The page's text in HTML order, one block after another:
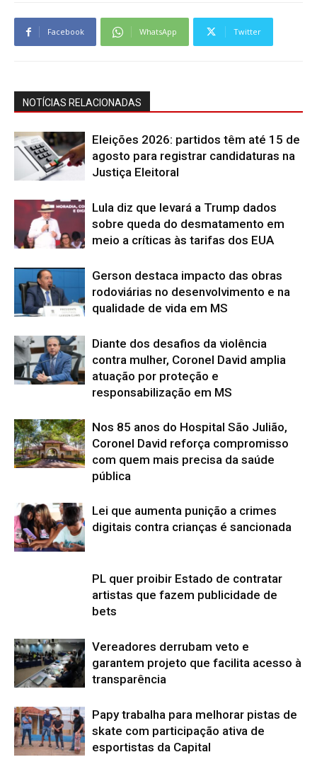
Facebook WhatsApp Twitter
NOTÍCIAS RELACIONADAS
Eleições 2026: partidos têm até 15 de
agosto para registrar candidaturas na
Justiça Eleitoral
Lula diz que levará a Trump dados
sobre queda do desmatamento em
meio a críticas às tarifas dos EUA
Gerson destaca impacto das obras
rodoviárias no desenvolvimento e na
qualidade de vida em MS
Diante dos desafios da violência
contra mulher, Coronel David amplia
atuação por proteção e
responsabilização em MS
Nos 85 anos do Hospital São Julião,
Coronel David reforça compromisso
com quem mais precisa da saúde
pública
Lei que aumenta punição a crimes
digitais contra crianças é sancionada
PL quer proibir Estado de contratar
artistas que fazem publicidade de
bets
Vereadores derrubam veto e
garantem projeto que facilita acesso à
transparência
Papy trabalha para melhorar pistas de
skate com participação ativa de
esportistas da Capital